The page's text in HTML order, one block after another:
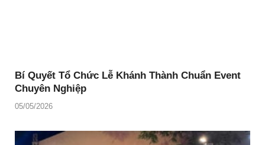
Bí Quyết Tổ Chức Lễ Khánh Thành Chuẩn Event
Chuyên Nghiệp
05/05/2026